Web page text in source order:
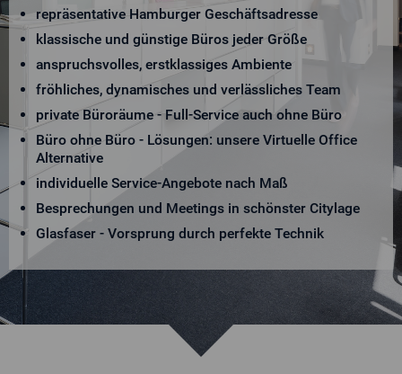
repräsentative Hamburger Geschäftsadresse
klassische und günstige Büros jeder Größe
anspruchsvolles, erstklassiges Ambiente
fröhliches, dynamisches und verlässliches Team
private Büroräume - Full-Service auch ohne Büro
Büro ohne Büro - Lösungen: unsere Virtuelle Office
Alternative
individuelle Service-Angebote nach Maß
Besprechungen und Meetings in schönster Citylage
Glasfaser - Vorsprung durch perfekte Technik